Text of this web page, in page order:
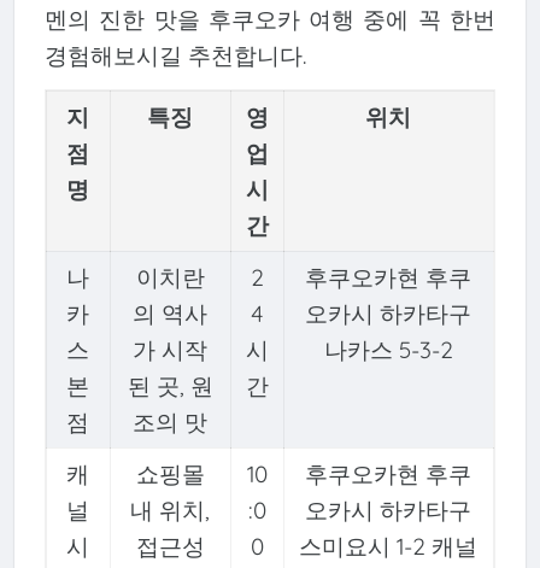
멘의 진한 맛을 후쿠오카 여행 중에 꼭 한번
경험해보시길 추천합니다.
지
점
명
특징
영
업
시
간
위치
나
카
스
본
점
이치란
의 역사
가 시작
된 곳, 원
조의 맛
2
4
시
간
후쿠오카현 후쿠
오카시 하카타구
나카스 5-3-2
캐
널
시
쇼핑몰
내 위치,
접근성
10
:0
0
후쿠오카현 후쿠
오카시 하카타구
스미요시 1-2 캐널